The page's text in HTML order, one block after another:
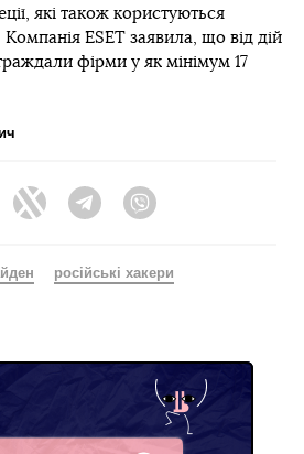
які також користуються
ESET заявила, що від дій
фірми у як мінімум 17
FacebookTwitter Telegram
російські хакери